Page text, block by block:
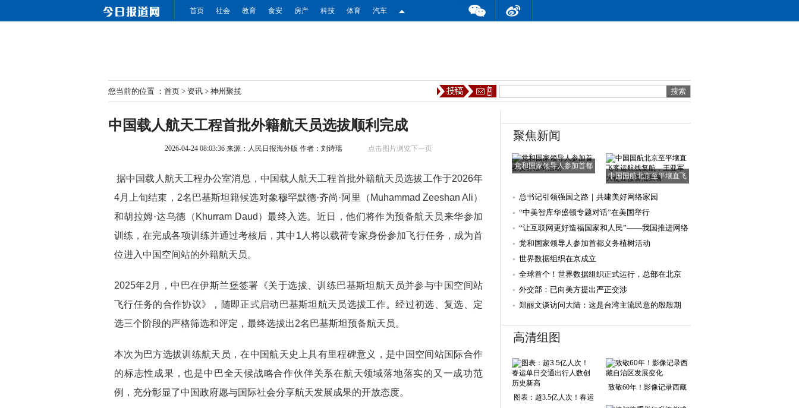
首页 社会 教育 食安 房产 科技 体育 汽车
您当前的位置 ： 首页 > 资讯 > 神州聚揽
中国载人航天工程首批外籍航天员选拔顺利完成
2026-04-24 08:03:36 来源：人民日报海外版 作者：刘诗瑶 点击图片浏览下一页
据中国载人航天工程办公室消息，中国载人航天工程首批外籍航天员选拔工作于2026年
4月上旬结束，2名巴基斯坦籍候选对象穆罕默德·齐尚·阿里（Muhammad Zeeshan Ali）
和胡拉姆·达乌德（Khurram Daud）最终入选。近日，他们将作为预备航天员来华参加
训练，在完成各项训练并通过考核后，其中1人将以载荷专家身份参加飞行任务，成为首
位进入中国空间站的外籍航天员。
2025年2月，中巴在伊斯兰堡签署《关于选拔、训练巴基斯坦航天员并参与中国空间站
飞行任务的合作协议》，随即正式启动巴基斯坦航天员选拔工作。经过初选、复选、定
选三个阶段的严格筛选和评定，最终选拔出2名巴基斯坦预备航天员。
本次为巴方选拔训练航天员，在中国航天史上具有里程碑意义，是中国空间站国际合作
的标志性成果，也是中巴全天候战略合作伙伴关系在航天领域落地落实的又一成功范
例，充分彰显了中国政府愿与国际社会分享航天发展成果的开放态度。
聚焦新闻
党和国家领导人参加首都
中国国航北京至平壤直飞
总书记引领强国之路｜共建美好网络家园
“中美智库华盛顿专题对话”在美国举行
“让互联网更好造福国家和人民”——我国推进网络
强国建设助力
党和国家领导人参加首都义务植树活动
世界数据组织在京成立
全球首个！世界数据组织正式运行，总部在北京
外交部：已向美方提出严正交涉
郑丽文谈访问大陆：这是台湾主流民意的殷殷期
高清组图
图表：超3.5亿人次！春运
致敬60年！影像记录西藏
自治区发展变化